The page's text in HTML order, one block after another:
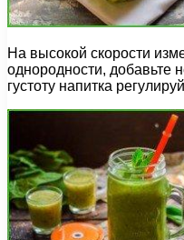
На высокой скорости
однородности, добавьте
густоту напитка